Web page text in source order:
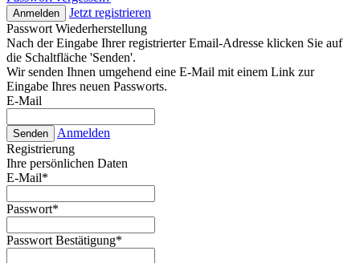
Anmelden
Jetzt registrieren
Passwort Wiederherstellung
Nach der Eingabe Ihrer registrierter Email-Adresse klicken Sie auf
die Schaltfläche 'Senden'.
Wir senden Ihnen umgehend eine E-Mail mit einem Link zur
Eingabe Ihres neuen Passworts.
E-Mail
Senden
Anmelden
Registrierung
Ihre persönlichen Daten
E-Mail*
Passwort*
Passwort Bestätigung*